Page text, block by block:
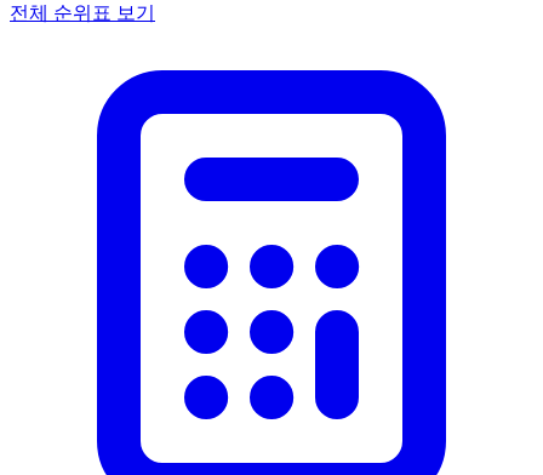
전체 순위표 보기